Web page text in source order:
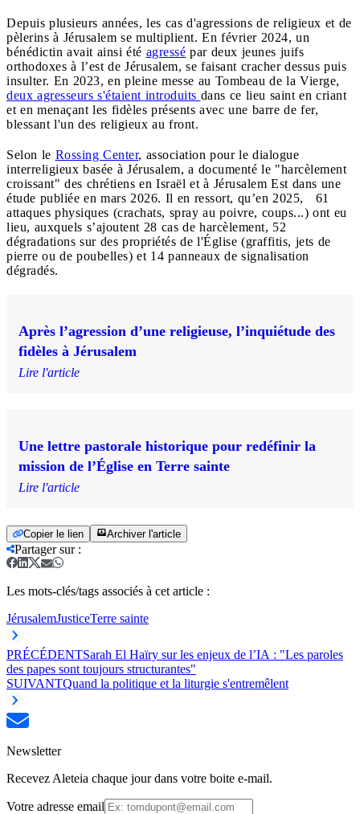
Depuis plusieurs années, les cas d'agressions de religieux et de
pèlerins à Jérusalem se multiplient. En février 2024, un
bénédictin avait ainsi été agressé par deux jeunes juifs
orthodoxes à l’est de Jérusalem, se faisant cracher dessus puis
insulter. En 2023, en pleine messe au Tombeau de la Vierge,
deux agresseurs s'étaient introduits dans ce lieu saint en criant
et en menaçant les fidèles présents avec une barre de fer,
blessant l'un des religieux au front.
Selon le Rossing Center, association pour le dialogue
interreligieux basée à Jérusalem, a documenté le "harcèlement
croissant" des chrétiens en Israël et à Jérusalem Est dans une
étude publiée en mars 2026. Il en ressort, qu’en 2025, 61
attaques physiques (crachats, spray au poivre, coups...) ont eu
lieu, auxquels s’ajoutent 28 cas de harcèlement, 52
dégradations sur des propriétés de l'Église (graffitis, jets de
pierre ou de poubelles) et 14 panneaux de signalisation
dégradés.
Après l’agression d’une religieuse, l’inquiétude des
fidèles à Jérusalem
Lire l'article
Une lettre pastorale historique pour redéfinir la
mission de l’Église en Terre sainte
Lire l'article
Copier le lien Archiver l'article
Partager sur:
Les mots-clés/tags associés à cet article :
JérusalemJusticeTerre sainte
PRÉCÉDENTSarah El Haïry sur les enjeux de l’IA : "Les paroles
des papes sont toujours structurantes"
SUIVANTQuand la politique et la liturgie s'entremêlent
Newsletter
Recevez Aleteia chaque jour dans votre boite e-mail.
Votre adresse email